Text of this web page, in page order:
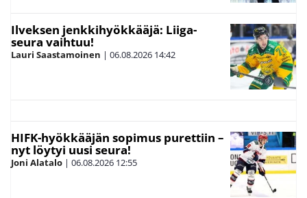
Ilveksen jenkkihyökkääjä: Liiga-
seura vaihtuu!
Lauri Saastamoinen | 06.08.2026 14:42
HIFK-hyökkääjän sopimus purettiin –
nyt löytyi uusi seura!
Joni Alatalo | 06.08.2026 12:55